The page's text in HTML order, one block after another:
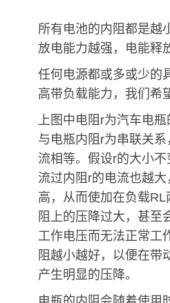
所有电池的内阻都是越
放电能力越强，电能释
任何电源都或多或少的
高带负载能力，我们希
上图中电阻r为汽车电
与电瓶内阻r为串联关
流相等。假设r的大小不
流过内阻r的电流也越
高，从而使加在负载
阻上的压降过大，甚至
工作电压而无法正常工
阻越小越好，以便在带
产生明显的压降。